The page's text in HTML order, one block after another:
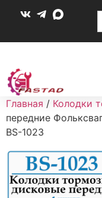
Главная / Колодки
передние
BS-1023